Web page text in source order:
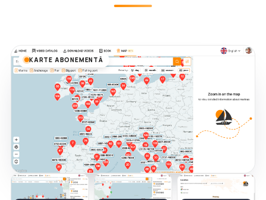
KARTE ABONEMENTĀ